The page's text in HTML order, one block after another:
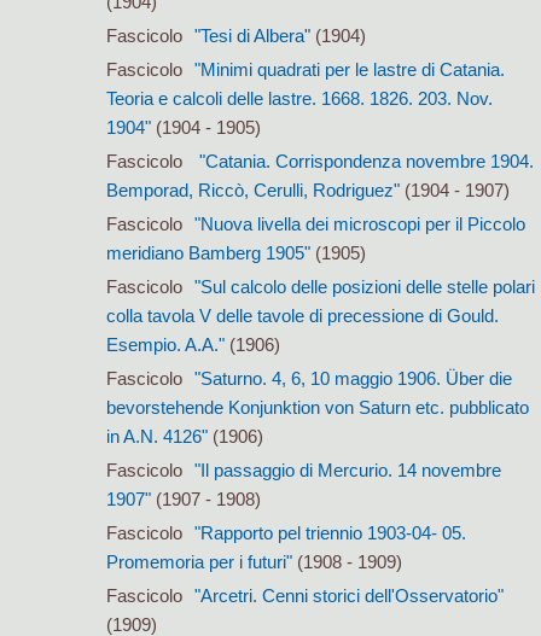
Fascicolo
"Tesi di Albera"(1904)
Fascicolo
"Minimi quadrati per le lastre di Catania.
Teoria e calcoli delle lastre. 1668. 1826. 203. Nov.
1904"(1904 - 1905)
Fascicolo
"Catania. Corrispondenza novembre 1904.
Bemporad, Riccò, Cerulli, Rodriguez"(1904 - 1907)
Fascicolo
"Nuova livella dei microscopi per il Piccolo
meridiano Bamberg 1905"(1905)
Fascicolo
"Sul calcolo delle posizioni delle stelle polari
colla tavola V delle tavole di precessione di Gould.
Esempio. A.A."(1906)
Fascicolo
"Saturno. 4, 6, 10 maggio 1906. Über die
bevorstehende Konjunktion von Saturn etc. pubblicato
in A.N. 4126"(1906)
Fascicolo
"Il passaggio di Mercurio. 14 novembre
1907"(1907 - 1908)
Fascicolo
"Rapporto pel triennio 1903-04- 05.
Promemoria per i futuri"(1908 - 1909)
Fascicolo
"Arcetri. Cenni storici dell'Osservatorio"
(1909)